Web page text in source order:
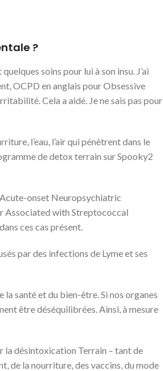
?
soins pour lui à son insu. J’ai
OCPD en anglais pour Obsessive
Cela a aidé. Je ne sais pas pour
l’eau, l’air qui pénètrent dans le
de detox terrain sur Spooky2
onset Neuropsychiatric
Associated with Streptococcal
ces cas présent.
par des infections de Lyme et ses
santé et du bien-être. Si nos organes
être déséquilibrées. Ainsi, à mesure
la désintoxication Terrain – tant de
de la nourriture, des vaccins, du mode